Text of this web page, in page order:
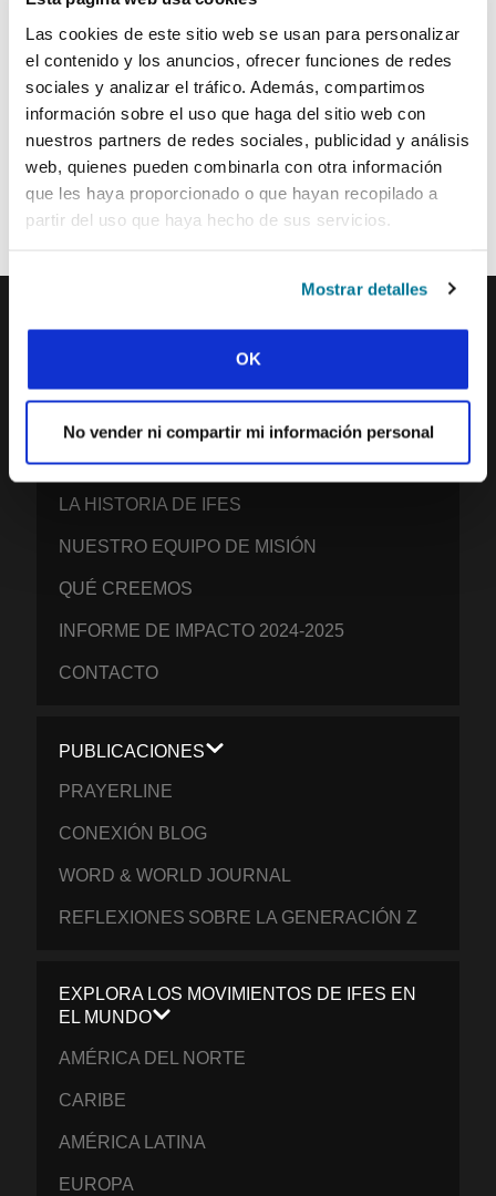
Las cookies de este sitio web se usan para personalizar
el contenido y los anuncios, ofrecer funciones de redes
sociales y analizar el tráfico. Además, compartimos
información sobre el uso que haga del sitio web con
nuestros partners de redes sociales, publicidad y análisis
web, quienes pueden combinarla con otra información
que les haya proporcionado o que hayan recopilado a
partir del uso que haya hecho de sus servicios.
Mostrar detalles
OK
No vender ni compartir mi información personal
ENVIAR
Cada semana, IFES envía un breve correo electrónico con historias
de los movimientos estudiantiles y el ministerio de IFES de todo el
mundo para inspirarte en tus oraciones.
¡Nos encantaría que te unieras a nosotros!
IFES · INTERNATIONAL FELLOWSHIP OF
NUESTRO TRABAJO
LA HISTORIA DE IFES
NUESTRO EQUIPO DE MISIÓN
QUÉ CREEMOS
INFORME DE IMPACTO 2024-2025
CONTACTO
PUBLICACIONES
PRAYERLINE
CONEXIÓN BLOG
WORD & WORLD JOURNAL
REFLEXIONES SOBRE LA GENERACIÓN Z
EXPLORA LOS MOVIMIENTOS DE IFES EN
EL MUNDO
AMÉRICA DEL NORTE
CARIBE
AMÉRICA LATINA
EUROPA